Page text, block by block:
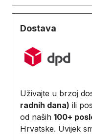
Dostava
Uživajte u brzoj
radnih dana) ili
od naših 100+
Hrvatske. Uvijek